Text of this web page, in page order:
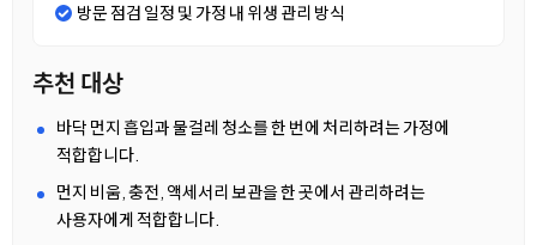
방문 점검 일정 및 가정 내 위생 관리 방식
추천 대상
바닥 먼지 흡입과 물걸레 청소를 한 번에 처리하려는 가정에
적합합니다.
먼지 비움, 충전, 액세서리 보관을 한 곳에서 관리하려는
사용자에게 적합합니다.